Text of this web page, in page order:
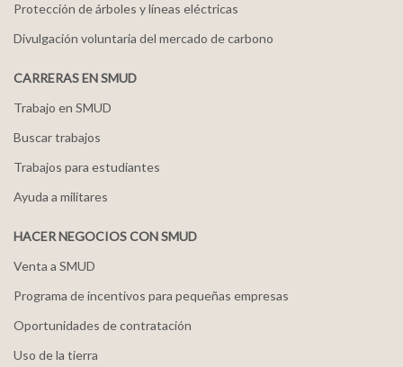
Protección de árboles y líneas eléctricas
Divulgación voluntaria del mercado de carbono
CARRERAS EN SMUD
Trabajo en SMUD
Buscar trabajos
Trabajos para estudiantes
Ayuda a militares
HACER NEGOCIOS CON SMUD
Venta a SMUD
Programa de incentivos para pequeñas empresas
Oportunidades de contratación
Uso de la tierra